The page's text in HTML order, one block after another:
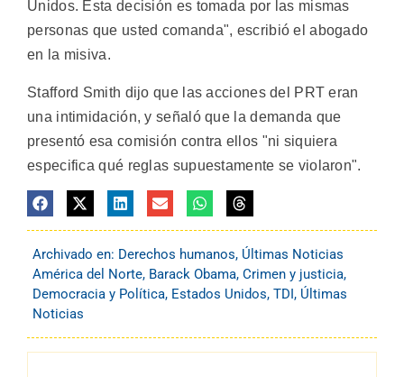
Unidos. Esta decisión es tomada por las mismas
personas que usted comanda", escribió el abogado
en la misiva.
Stafford Smith dijo que las acciones del PRT eran
una intimidación, y señaló que la demanda que
presentó esa comisión contra ellos "ni siquiera
especifica qué reglas supuestamente se violaron".
Archivado en: Derechos humanos, Últimas Noticias
América del Norte, Barack Obama, Crimen y justicia,
Democracia y Política, Estados Unidos, TDI, Últimas
Noticias